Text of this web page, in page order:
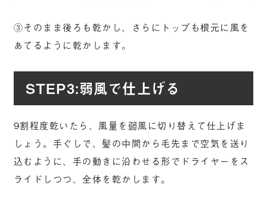
③そのまま後ろも乾かし、さらにトップも根元に風を
あてるように乾かします。
STEP3:弱風で仕上げる
9割程度乾いたら、風量を弱風に切り替えて仕上げま
しょう。手ぐしで、髪の中間から毛先まで空気を送り
込むように、手の動きに沿わせる形でドライヤーをス
ライドしつつ、全体を乾かします。